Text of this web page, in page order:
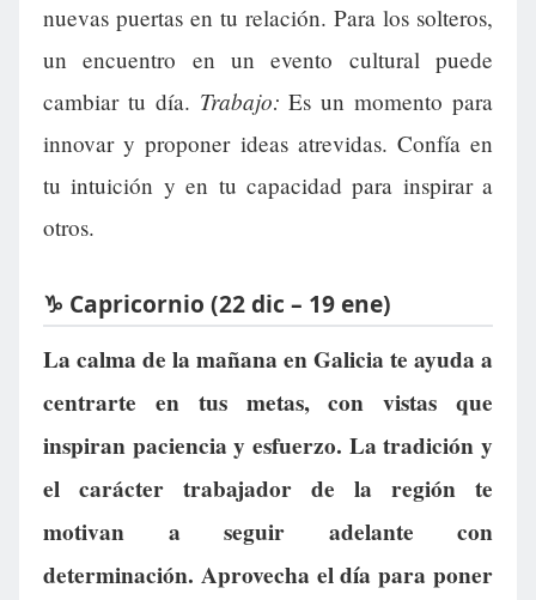
nuevas puertas en tu relación. Para los solteros,
un encuentro en un evento cultural puede
cambiar tu día. Trabajo: Es un momento para
innovar y proponer ideas atrevidas. Confía en
tu intuición y en tu capacidad para inspirar a
otros.
♑ Capricornio (22 dic – 19 ene)
La calma de la mañana en Galicia te ayuda a
centrarte en tus metas, con vistas que
inspiran paciencia y esfuerzo. La tradición y
el carácter trabajador de la región te
motivan a seguir adelante con
determinación. Aprovecha el día para poner